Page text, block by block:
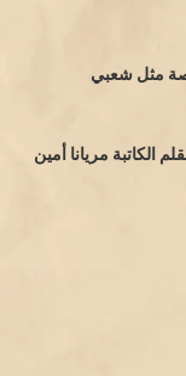
مثل شعبي
الكاتبة مريانا أمين